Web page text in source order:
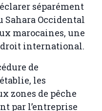
séparément
Sahara Occidental
marocaines, une
international.
de
les
zones de pêche
par l’entreprise